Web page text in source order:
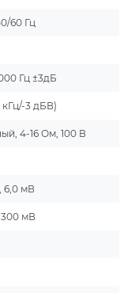
60 Гц
Гц ±3дБ
кГц/-3 дБВ)
4-16 Ом, 100 В
6,0 мВ
300 мВ